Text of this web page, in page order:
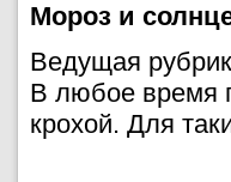
Мороз и
Ведущая
В любое время
крохой. Для